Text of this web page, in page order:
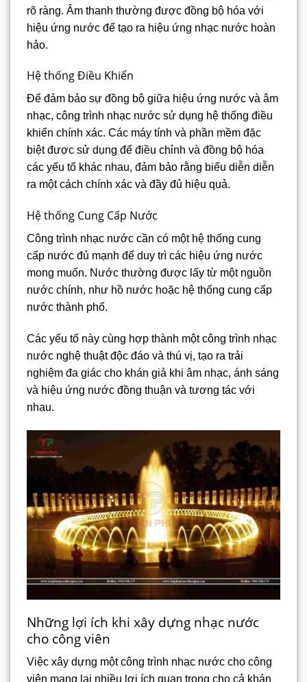
rõ ràng. Âm thanh thường được đồng bộ hóa với
hiệu ứng nước để tạo ra hiệu ứng nhạc nước hoàn
hảo.
Hệ thống Điều Khiển
Để đảm bảo sự đồng bộ giữa hiệu ứng nước và âm
nhạc, công trình nhạc nước sử dụng hệ thống điều
khiển chính xác. Các máy tính và phần mềm đặc
biệt được sử dụng để điều chỉnh và đồng bộ hóa
các yếu tố khác nhau, đảm bảo rằng biểu diễn diễn
ra một cách chính xác và đầy đủ hiệu quả.
Hệ thống Cung Cấp Nước
Công trình nhạc nước cần có một hệ thống cung
cấp nước đủ mạnh để duy trì các hiệu ứng nước
mong muốn. Nước thường được lấy từ một nguồn
nước chính, như hồ nước hoặc hệ thống cung cấp
nước thành phố.
Các yếu tố này cùng hợp thành một công trình nhạc
nước nghệ thuật độc đáo và thú vị, tạo ra trải
nghiệm đa giác cho khán giả khi âm nhạc, ánh sáng
và hiệu ứng nước đồng thuận và tương tác với
nhau.
Những lợi ích khi xây dựng nhạc nước
cho công viên
Việc xây dựng một công trình nhạc nước cho công
viên mang lại nhiều lợi ích quan trọng cho cả khán